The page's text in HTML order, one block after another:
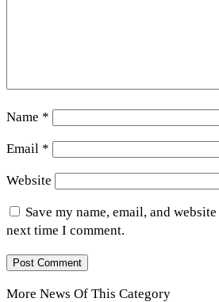
Name *
Email *
Website
Save my name, email, and
next time I comment.
More News Of This Category